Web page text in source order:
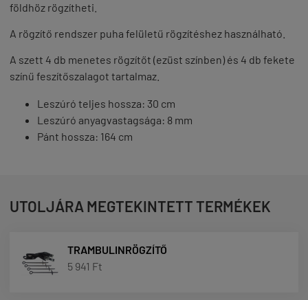
földhöz rögzítheti.
A rögzítő rendszer puha felületű rögzítéshez használható.
A szett 4 db menetes rögzítőt (ezüst színben) és 4 db fekete
színű feszítőszalagot tartalmaz.
Leszúró teljes hossza: 30 cm
Leszúró anyagvastagsága: 8 mm
Pánt hossza: 164 cm
UTOLJÁRA MEGTEKINTETT TERMÉKEK
TRAMBULINRÖGZÍTŐ
5 941 Ft